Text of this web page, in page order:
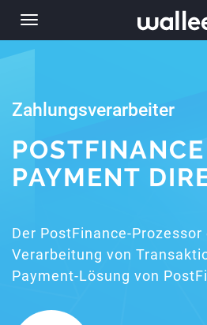
Toggle
navigation
Zahlungsverarbeiter
PAYMENT
Der PostFinance-
Verarbeitung von
Payment-Lösung von